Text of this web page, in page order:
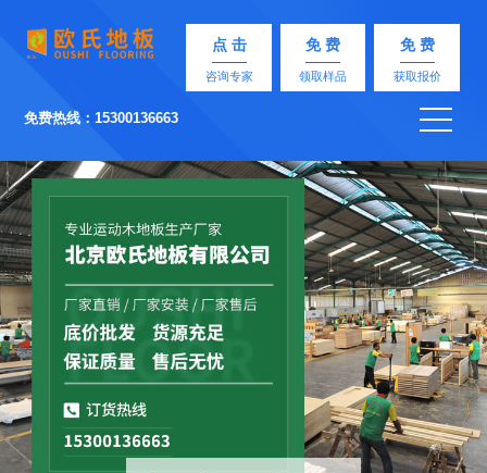
点 击
咨询专家
免 费
领取样品
免 费
获取报价
免费热线：15300136663